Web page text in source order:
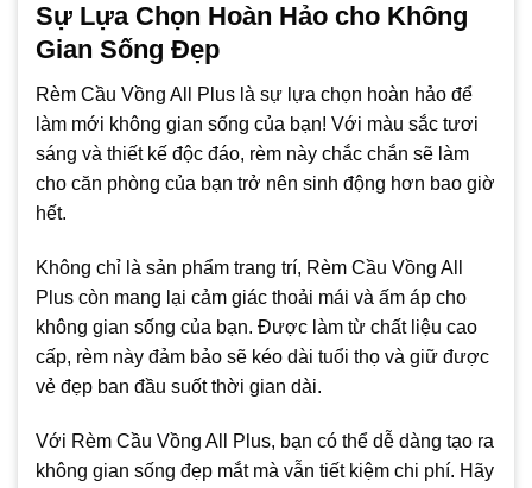
Sự Lựa Chọn Hoàn Hảo cho Không
Gian Sống Đẹp
Rèm Cầu Vồng All Plus là sự lựa chọn hoàn hảo để
làm mới không gian sống của bạn! Với màu sắc tươi
sáng và thiết kế độc đáo, rèm này chắc chắn sẽ làm
cho căn phòng của bạn trở nên sinh động hơn bao giờ
hết.
Không chỉ là sản phẩm trang trí, Rèm Cầu Vồng All
Plus còn mang lại cảm giác thoải mái và ấm áp cho
không gian sống của bạn. Được làm từ chất liệu cao
cấp, rèm này đảm bảo sẽ kéo dài tuổi thọ và giữ được
vẻ đẹp ban đầu suốt thời gian dài.
Với Rèm Cầu Vồng All Plus, bạn có thể dễ dàng tạo ra
không gian sống đẹp mắt mà vẫn tiết kiệm chi phí. Hãy